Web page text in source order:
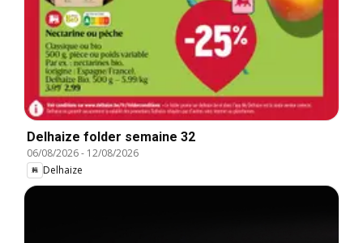
Delhaize folder semaine 32
06/08/2026- 12/08/2026
Delhaize